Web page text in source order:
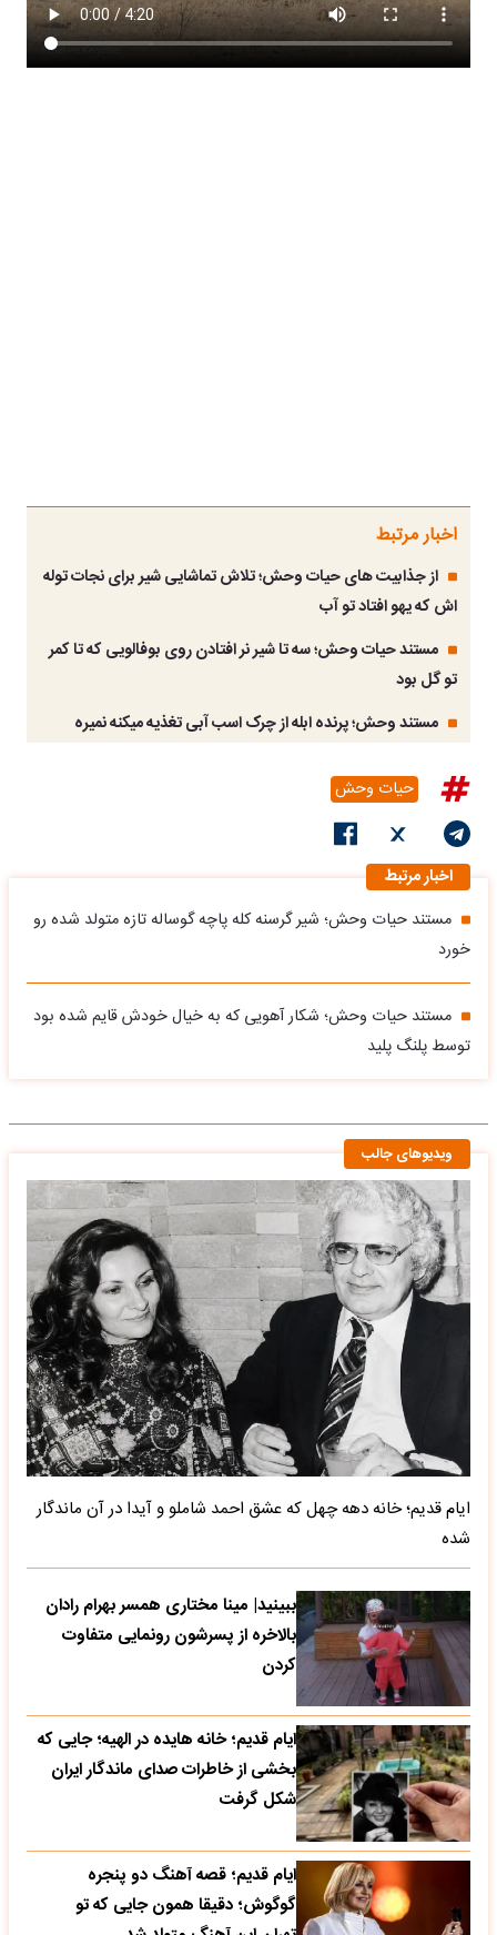
اخبار مرتبط
از جذابیت های حیات وحش؛ تلاش تماشایی شیر برای نجات توله
اش که یهو افتاد تو آب
مستند حیات وحش؛ سه تا شیر نر افتادن روی بوفالویی که تا کمر
تو گل بود
مستند وحش؛ پرنده ابله از چرک اسب آبی تغذیه میکنه نمیره
حیات وحش
اخبار مرتبط
مستند حیات وحش؛ شیر گرسنه کله پاچه گوساله تازه متولد شده رو
خورد
مستند حیات وحش؛ شکار آهویی که به خیال خودش قایم شده بود
توسط پلنگ پلید
ویدیوهای جالب
ایام قدیم؛ خانه دهه چهل که عشق احمد شاملو و آیدا در آن ماندگار
شده
ببینید| مینا مختاری همسر بهرام رادان
بالاخره از پسرشون رونمایی متفاوت
کردن
ایام قدیم؛ خانه هایده در الهیه؛ جایی که
بخشی از خاطرات صدای ماندگار ایران
شکل گرفت
ایام قدیم؛ قصه آهنگ دو پنجره
گوگوش؛ دقیقا همون جایی که تو